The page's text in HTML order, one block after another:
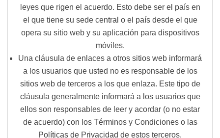
leyes que rigen el acuerdo. Esto debe ser el país en
el que tiene su sede central o el país desde el que
opera su sitio web y su aplicación para dispositivos
móviles.
Una cláusula de enlaces a otros sitios web informará
a los usuarios que usted no es responsable de los
sitios web de terceros a los que enlaza. Este tipo de
cláusula generalmente informará a los usuarios que
ellos son responsables de leer y acordar (o no estar
de acuerdo) con los Términos y Condiciones o las
Políticas de Privacidad de estos terceros.